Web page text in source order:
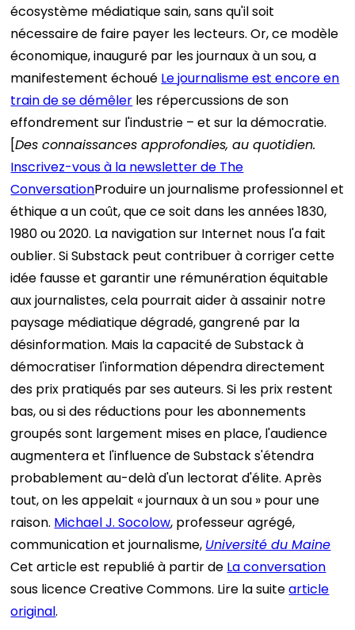
écosystème médiatique sain, sans qu'il soit
nécessaire de faire payer les lecteurs. Or, ce modèle
économique, inauguré par les journaux à un sou, a
manifestement échoué Le journalisme est encore en
train de se démêler les répercussions de son
effondrement sur l'industrie – et sur la démocratie.
[Des connaissances approfondies, au quotidien.
Inscrivez-vous à la newsletter de The
ConversationProduire un journalisme professionnel et
éthique a un coût, que ce soit dans les années 1830,
1980 ou 2020. La navigation sur Internet nous l'a fait
oublier. Si Substack peut contribuer à corriger cette
idée fausse et garantir une rémunération équitable
aux journalistes, cela pourrait aider à assainir notre
paysage médiatique dégradé, gangrené par la
désinformation. Mais la capacité de Substack à
démocratiser l'information dépendra directement
des prix pratiqués par ses auteurs. Si les prix restent
bas, ou si des réductions pour les abonnements
groupés sont largement mises en place, l'audience
augmentera et l'influence de Substack s'étendra
probablement au-delà d'un lectorat d'élite. Après
tout, on les appelait « journaux à un sou » pour une
raison. Michael J. Socolow, professeur agrégé,
communication et journalisme, Université du Maine
Cet article est republié à partir de La conversation
sous licence Creative Commons. Lire la suitearticle
original.